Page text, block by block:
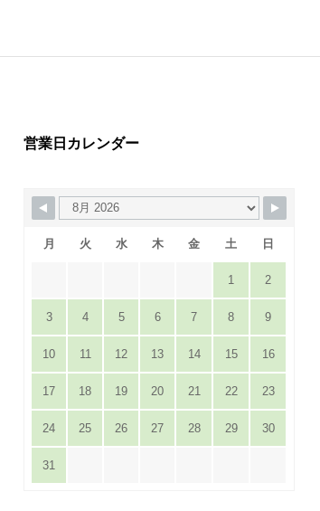
営業日カレンダー
月 火 水 木 金 土 日
1 2
3 4 5 6 7 8 9
10 11 12 13 14 15 16
17 18 19 20 21 22 23
24 25 26 27 28 29 30
31